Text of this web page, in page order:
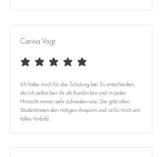
Carina Vogt
average rating is 5 out of 5
Ich habe mich für die Schulung bei Su entschieden,
da ich selbst bei ihr als Kundin bin und in jeder
Hinsicht immer sehr zufrieden war. Sie gibt allen
Studentinnen den nötigen Ansporn und ist für mich ein
tolles Vorbild.